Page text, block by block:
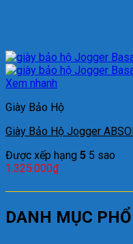
Xem nhanh
Giày Bảo Hộ
Giày Bảo Hộ Jogger
Được xếp hạng 5 5 sao
1.325.000₫
DANH MỤC